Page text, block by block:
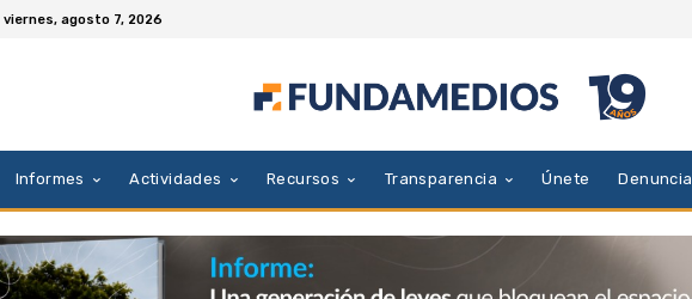
viernes, agosto 7, 2026
Informes Actividades Recursos Transparencia Únete Denuncia